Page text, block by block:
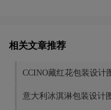
相关文章推荐
CCINO藏红花包装设计
意大利冰淇淋包装设计